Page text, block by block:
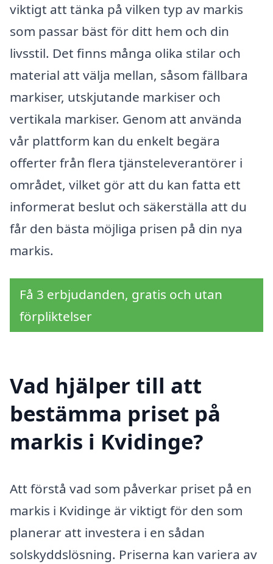
viktigt att tänka på vilken typ av markis
som passar bäst för ditt hem och din
livsstil. Det finns många olika stilar och
material att välja mellan, såsom fällbara
markiser, utskjutande markiser och
vertikala markiser. Genom att använda
vår plattform kan du enkelt begära
offerter från flera tjänsteleverantörer i
området, vilket gör att du kan fatta ett
informerat beslut och säkerställa att du
får den bästa möjliga prisen på din nya
markis.
Få 3 erbjudanden, gratis och utan
förpliktelser
Vad hjälper till att
bestämma priset på
markis i Kvidinge?
Att förstå vad som påverkar priset på en
markis i Kvidinge är viktigt för den som
planerar att investera i en sådan
solskyddslösning. Priserna kan variera av